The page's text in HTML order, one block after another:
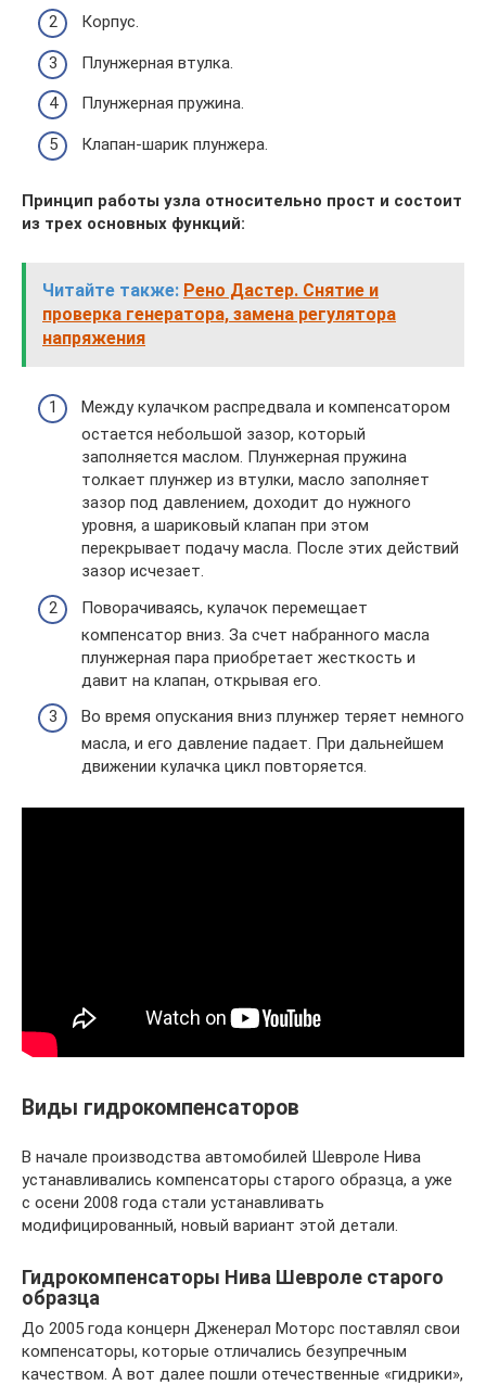
Корпус.
Плунжерная втулка.
Плунжерная пружина.
Клапан-шарик плунжера.
Принцип работы узла относительно прост и состоит
из трех основных функций:
Читайте также: Рено Дастер. Снятие и
проверка генератора, замена регулятора
напряжения
Между кулачком распредвала и компенсатором
остается небольшой зазор, который
заполняется маслом. Плунжерная пружина
толкает плунжер из втулки, масло заполняет
зазор под давлением, доходит до нужного
уровня, а шариковый клапан при этом
перекрывает подачу масла. После этих действий
зазор исчезает.
Поворачиваясь, кулачок перемещает
компенсатор вниз. За счет набранного масла
плунжерная пара приобретает жесткость и
давит на клапан, открывая его.
Во время опускания вниз плунжер теряет немного
масла, и его давление падает. При дальнейшем
движении кулачка цикл повторяется.
Виды гидрокомпенсаторов
В начале производства автомобилей Шевроле Нива
устанавливались компенсаторы старого образца, а уже
с осени 2008 года стали устанавливать
модифицированный, новый вариант этой детали.
Гидрокомпенсаторы Нива Шевроле старого
образца
До 2005 года концерн Дженерал Моторс поставлял свои
компенсаторы, которые отличались безупречным
качеством. А вот далее пошли отечественные «гидрики»,